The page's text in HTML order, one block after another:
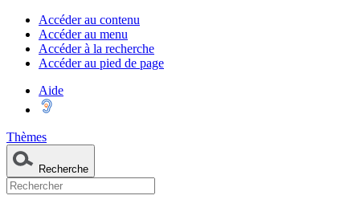
Accéder au contenu
Accéder au menu
Accéder à la recherche
Accéder au pied de page
Aide
Thèmes
Recherche